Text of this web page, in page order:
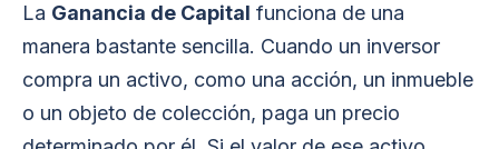
La Ganancia de Capital funciona de una
manera bastante sencilla. Cuando un inversor
compra un activo, como una acción, un inmueble
o un objeto de colección, paga un precio